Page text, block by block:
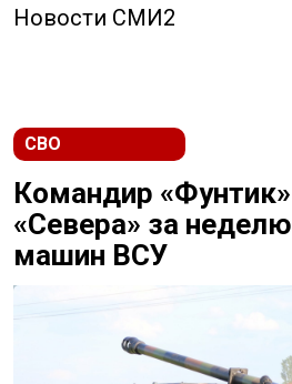
Новости СМИ2
СВО
Командир
«Севера» за
машин ВСУ